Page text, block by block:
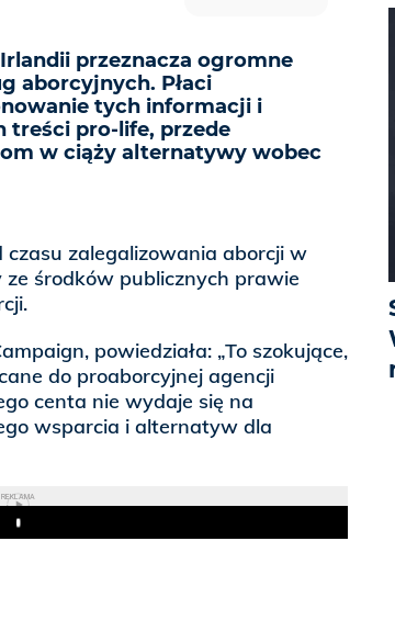
przeznacza ogromne
aborcyjnych. Płaci
tych informacji i
treści pro-life, przede
w ciąży alternatywy wobec
czasu zalegalizowania aborcji w
środków publicznych prawie
powiedziała: „To szokujące,
do proaborcyjnej agencji
centa nie wydaje się na
wsparcia i alternatyw dla
REKLAMA
Play